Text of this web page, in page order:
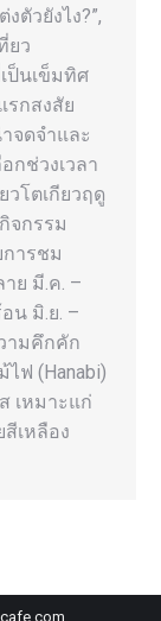
ตัวยังไง?”,
ยว
ป็นเข็มทิศ
กสงสัย
จดจำและ
กช่วงเวลา
โตเกียวฤดู
จกรรม
ารชม
ย มี.ค. –
น มิ.ย. –
ามคึกคัก
ฟ (Hanabi)
เหมาะแก่
เหลือง